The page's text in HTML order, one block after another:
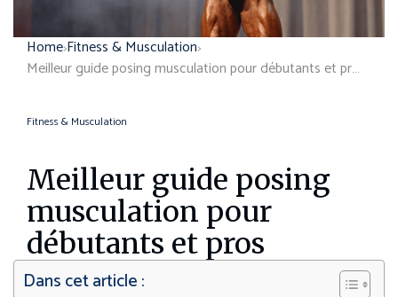
HomeFitness & Musculation
Meilleur guide posing musculation pour débutants et pros
Fitness & Musculation
Meilleur guide posing
musculation pour
débutants et pros
Dans cet article :